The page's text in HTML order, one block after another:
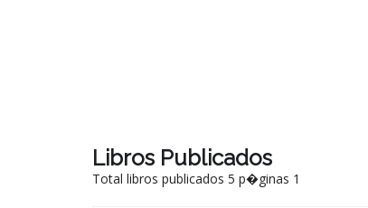
Libros Publicados
Total libros publicados 5 p�ginas 1